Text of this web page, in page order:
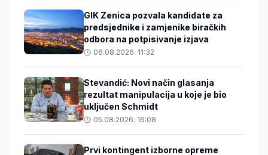
GIK Zenica pozvala kandidate za
predsjednike i zamjenike biračkih
odbora na potpisivanje izjava
06.08.2026. 11:32
Stevandić: Novi način glasanja
rezultat manipulacija u koje je bio
uključen Schmidt
05.08.2026. 16:08
Prvi kontingent izborne opreme